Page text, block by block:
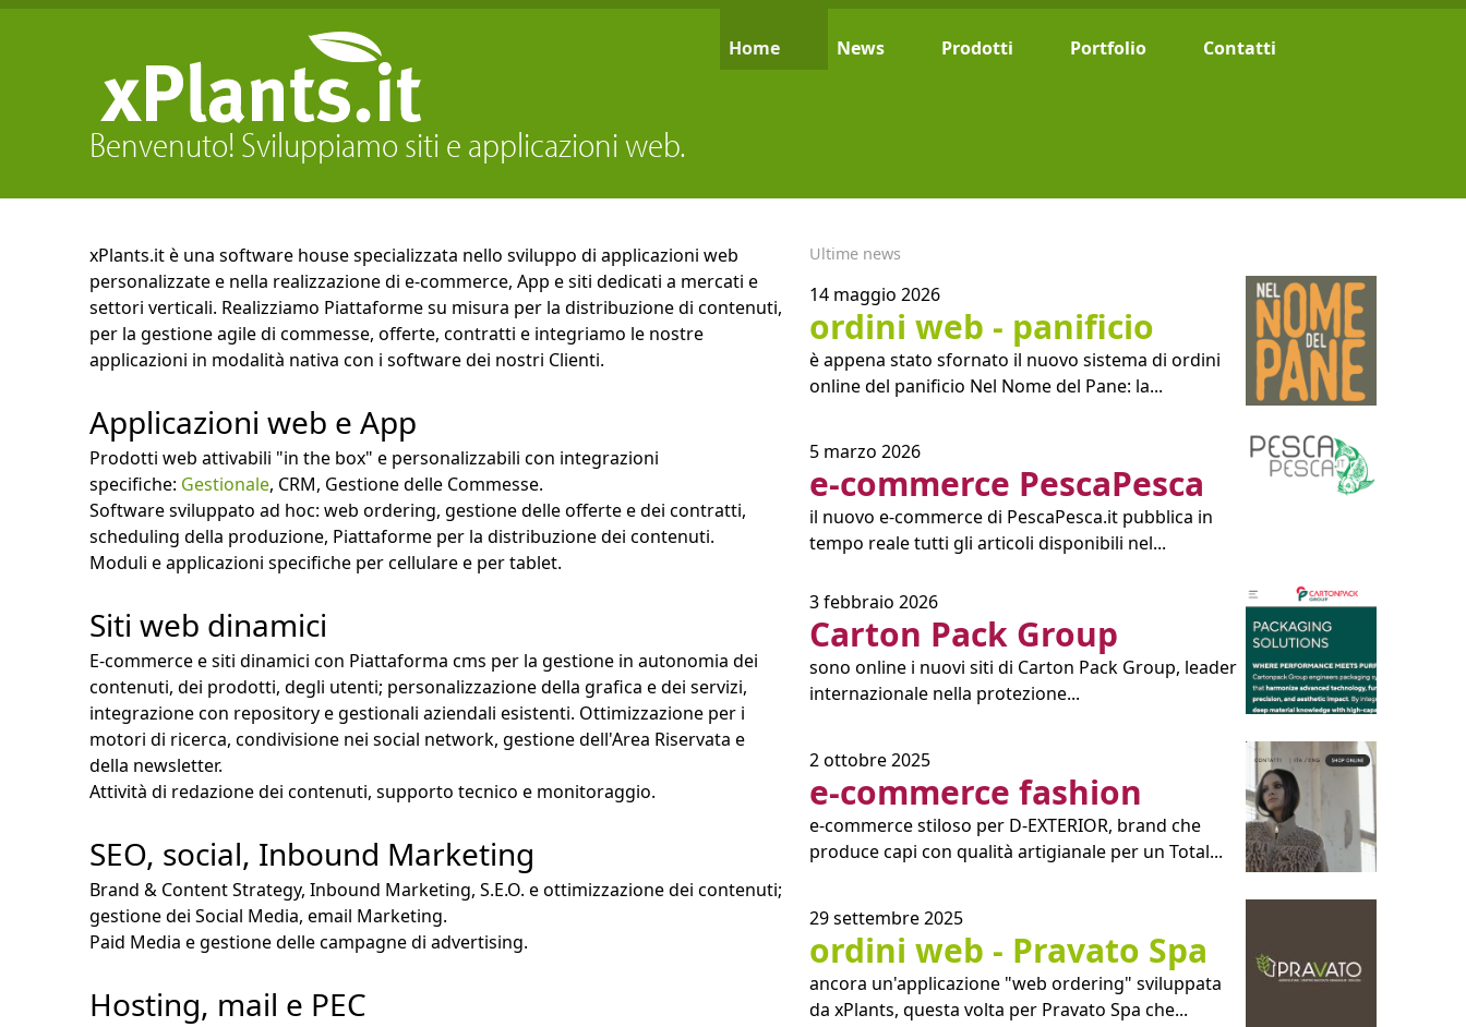
Home News Prodotti Portfolio Contatti
Benvenuto! Sviluppiamo siti e applicazioni web.
xPlants.it è una software house specializzata nello sviluppo di applicazioni web
personalizzate e nella realizzazione di e-commerce, App e siti dedicati a mercati e
settori verticali. Realizziamo Piattaforme su misura per la distribuzione di contenuti,
per la gestione agile di commesse, offerte, contratti e integriamo le nostre
applicazioni in modalità nativa con i software dei nostri Clienti.
Applicazioni web e App
Prodotti web attivabili "in the box" e personalizzabili con integrazioni
specifiche: Gestionale, CRM, Gestione delle Commesse.
Software sviluppato ad hoc: web ordering, gestione delle offerte e dei contratti,
scheduling della produzione, Piattaforme per la distribuzione dei contenuti.
Moduli e applicazioni specifiche per cellulare e per tablet.
Siti web dinamici
E-commerce e siti dinamici con Piattaforma cms per la gestione in autonomia dei
contenuti, dei prodotti, degli utenti; personalizzazione della grafica e dei servizi,
integrazione con repository e gestionali aziendali esistenti. Ottimizzazione per i
motori di ricerca, condivisione nei social network, gestione dell'Area Riservata e
della newsletter.
Attività di redazione dei contenuti, supporto tecnico e monitoraggio.
SEO, social, Inbound Marketing
Brand & Content Strategy, Inbound Marketing, S.E.O. e ottimizzazione dei contenuti;
gestione dei Social Media, email Marketing.
Paid Media e gestione delle campagne di advertising.
Hosting, mail e PEC
Ultime news
14 maggio 2026
ordini web - panificio
è appena stato sfornato il nuovo sistema di ordini
online del panificio Nel Nome del Pane: la...
5 marzo 2026
e-commerce PescaPesca
il nuovo e-commerce di PescaPesca.it pubblica in
tempo reale tutti gli articoli disponibili nel...
3 febbraio 2026
Carton Pack Group
sono online i nuovi siti di Carton Pack Group, leader
internazionale nella protezione...
2 ottobre 2025
e-commerce fashion
e-commerce stiloso per D-EXTERIOR, brand che
produce capi con qualità artigianale per un Total...
29 settembre 2025
ordini web - Pravato Spa
ancora un'applicazione "web ordering" sviluppata
da xPlants, questa volta per Pravato Spa che...